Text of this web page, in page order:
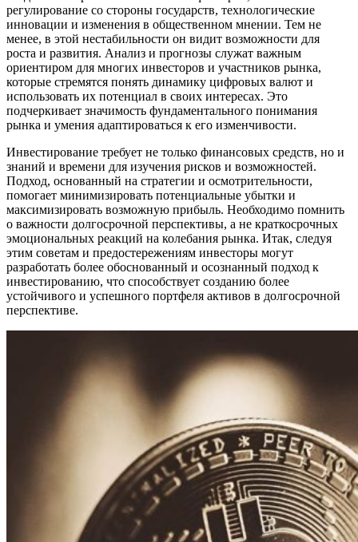
регулирование со стороны государств, технологические
инновации и изменения в общественном мнении. Тем не
менее, в этой нестабильности он видит возможности для
роста и развития. Анализ и прогнозы служат важным
ориентиром для многих инвесторов и участников рынка,
которые стремятся понять динамику цифровых валют и
использовать их потенциал в своих интересах. Это
подчеркивает значимость фундаментального понимания
рынка и умения адаптироваться к его изменчивости.
Инвестирование требует не только финансовых средств, но и
знаний и времени для изучения рисков и возможностей.
Подход, основанный на стратегии и осмотрительности,
помогает минимизировать потенциальные убытки и
максимизировать возможную прибыль. Необходимо помнить
о важности долгосрочной перспективы, а не краткосрочных
эмоциональных реакций на колебания рынка. Итак, следуя
этим советам и предостережениям инвесторы могут
разработать более обоснованный и осознанный подход к
инвестированию, что способствует созданию более
устойчивого и успешного портфеля активов в долгосрочной
перспективе.